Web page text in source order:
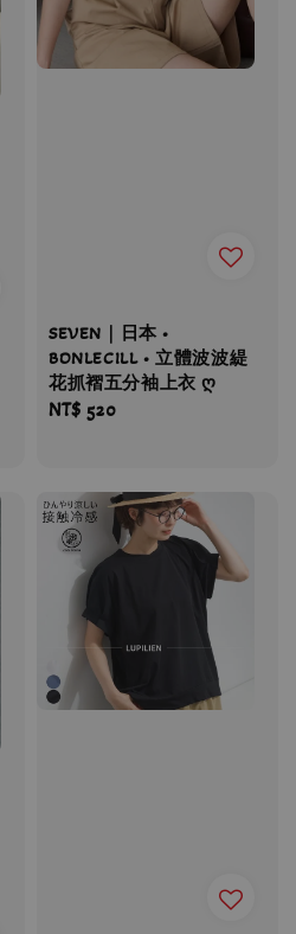
SEVEN｜日本 •
BONLECILL • 立體波波緹
花抓褶五分袖上衣 ღ
Regular
NT$ 520